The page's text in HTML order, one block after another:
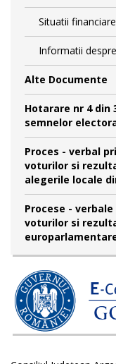
Situatii
Informatii
Alte Documente
Hotarare nr 4 din
semnelor
Proces - verbal
voturilor si
alegerile locale
Procese -
voturilor si